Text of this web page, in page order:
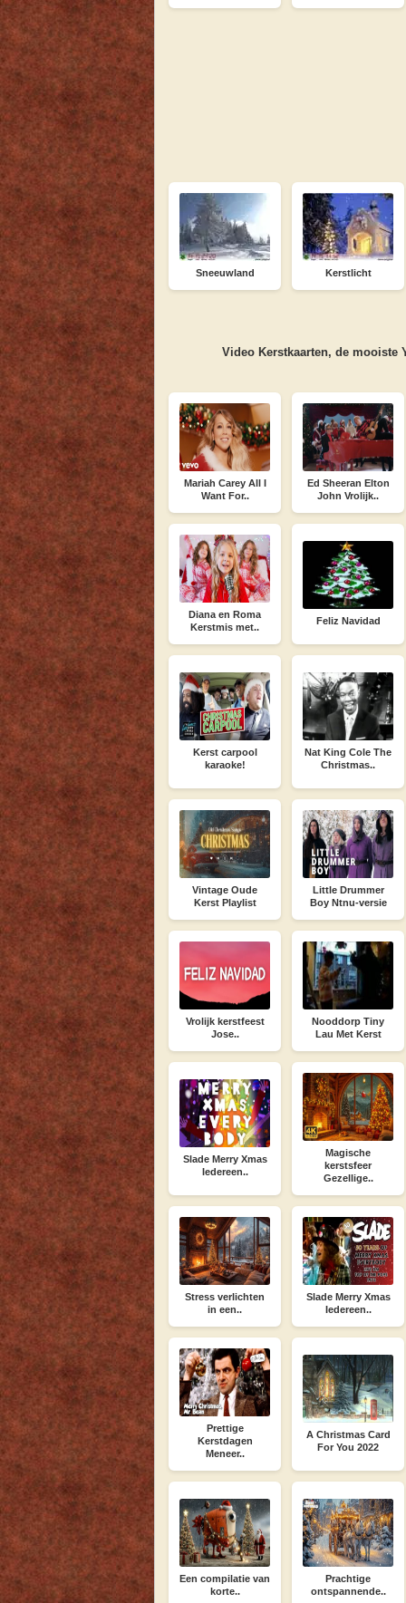
Sneeuwland Kerstlicht
Video Kerstkaarten, de mooiste
Mariah Carey All I
Want For..
Ed Sheeran Elton
John Vrolijk..
Diana en Roma
Kerstmis met..
Feliz Navidad
Kerst carpool
karaoke!
Nat King Cole The
Christmas..
Vintage Oude
Kerst Playlist
Little Drummer
Boy Ntnu-versie
Vrolijk kerstfeest
Jose..
Nooddorp Tiny
Lau Met Kerst
Slade Merry Xmas
Iedereen..
Magische
kerstsfeer
Gezellige..
Stress verlichten
in een..
Slade Merry Xmas
Iedereen..
Prettige
Kerstdagen
Meneer..
A Christmas Card
For You 2022
Een compilatie van
korte..
Prachtige
ontspannende..